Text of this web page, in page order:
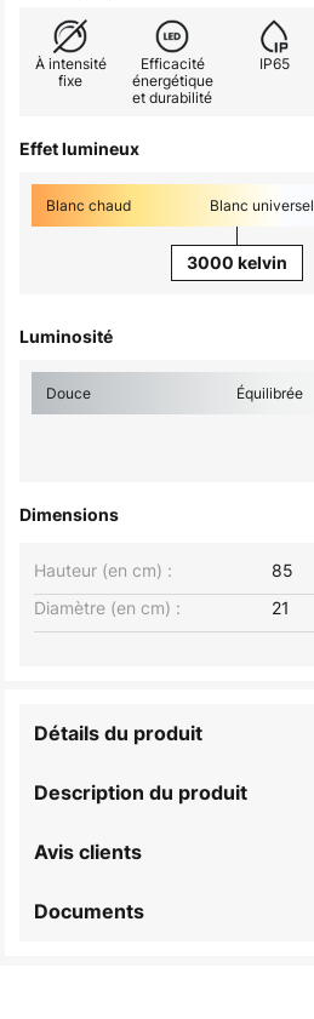
À intensité
fixe
Efficacité
énergétique
et durabilité
IP65
Effet lumineux
Blanc chaud Blanc universel
3000 kelvin
Luminosité
Douce Équilibrée
Dimensions
Hauteur (en cm) :
85
Diamètre (en cm) :
21
Description du produit
Détails du produit
Avis clients
Documents